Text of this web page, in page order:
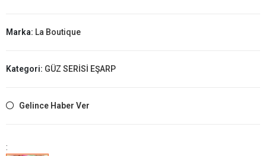
Marka: La Boutique
Kategori: GÜZ SERİSİ EŞARP
Gelince Haber Ver
: